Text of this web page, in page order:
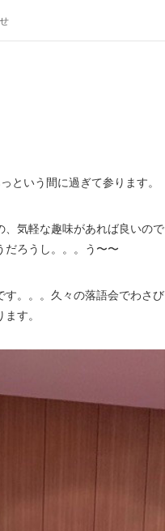
いう間に過ぎて参ります。
気軽な趣味があれば良いので
ろうし。。。う〜〜
。。。久々の落語会でわさび
す。